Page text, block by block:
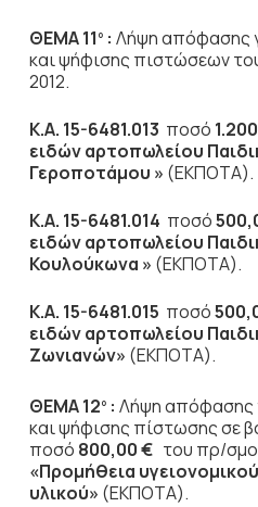
ΘΕΜΑ 11 ο: Λήψη απόφασης
και ψήφισης πιστώσεων
2012.
Κ.Α. 15-6481.013 ποσό
ειδών αρτοπωλείου
Γεροποτάμου » (ΕΚΠΟΤΑ).
Κ.Α. 15-6481.014 ποσό
ειδών αρτοπωλείου
Κουλούκωνα » (ΕΚΠΟΤΑ).
Κ.Α. 15-6481.015 ποσό
ειδών αρτοπωλείου
Ζωνιανών» (ΕΚΠΟΤΑ).
ΘΕΜΑ 12ο: Λήψη απόφασης
και ψήφισης πίστωσης σε
ποσό 800,00 €του πρ/σμού
«Προμήθεια
υλικού» (ΕΚΠΟΤΑ).